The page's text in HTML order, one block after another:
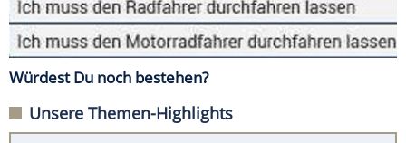
Würdest Du noch bestehen?
Unsere Themen-Highlights